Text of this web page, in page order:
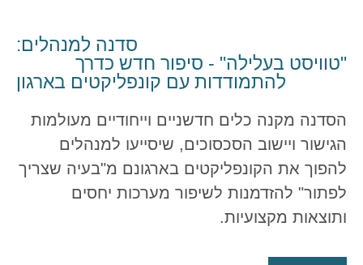
סדנה למנהלים:
"טוויסט בעלילה" - סיפור חדש כדרך
להתמודדות עם קונפליקטים בארגון
הסדנה מקנה כלים חדשניים וייחודיים מעולמות
הגישור ויישוב הסכסוכים, שיסייעו למנהלים
להפוך את הקונפליקטים בארגונם מ"בעיה שצריך
לפתור" להזדמנות לשיפור מערכות יחסים
ותוצאות מקצועיות.